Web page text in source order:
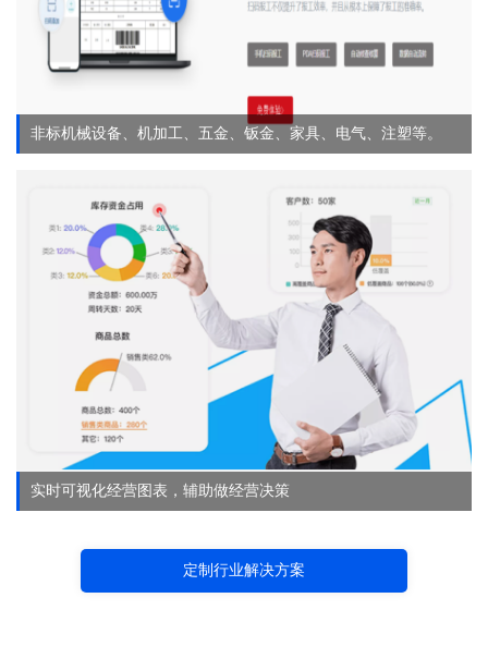
非标机械设备、机加工、五金、钣金、家具、电气、注塑等。
实时可视化经营图表，辅助做经营决策
定制行业解决方案